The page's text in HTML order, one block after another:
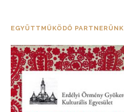
EGYÜTTMŰKÖDŐ PARTNERÜNK